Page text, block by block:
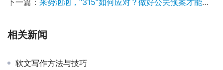
相关新闻
软文写作方法与技巧